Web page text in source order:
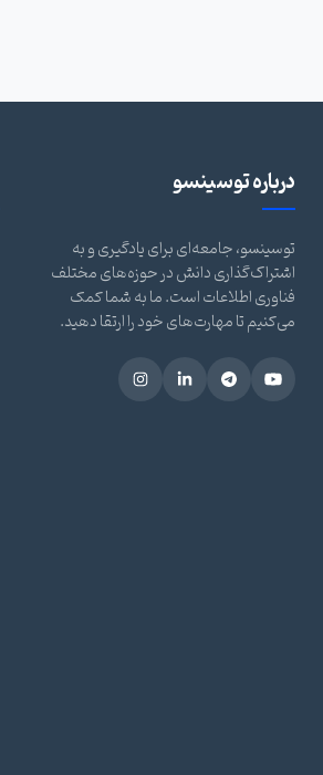
درباره توسینسو
توسینسو، جامعه‌ای برای یادگیری و به
اشتراک‌گذاری دانش در حوزه‌های مختلف
فناوری اطلاعات است. ما به شما کمک
می‌کنیم تا مهارت‌های خود را ارتقا دهید.